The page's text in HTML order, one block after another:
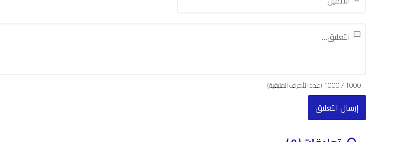
1000
/
1000(عدد الأحرف المتبقية)